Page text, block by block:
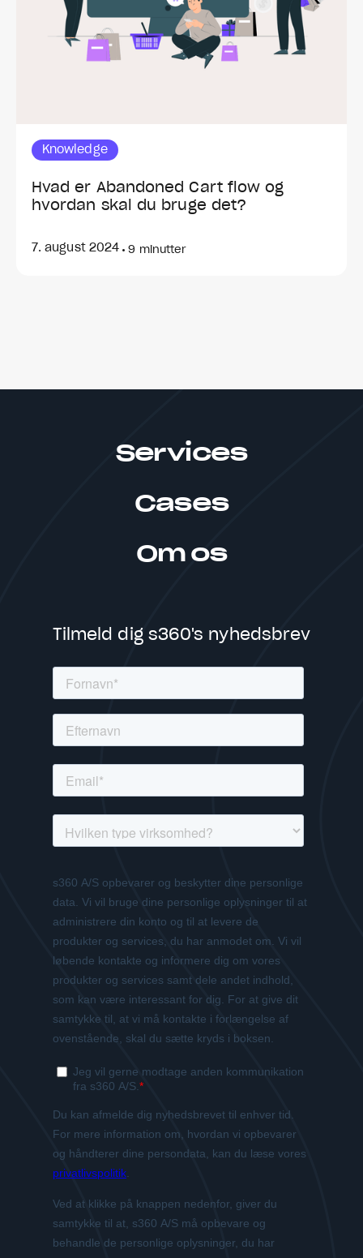
Knowledge
Hvad er Abandoned Cart flow og
hvordan skal du bruge det?
7. august 2024 •9 minutter
Services
Cases
Om os
Tilmeld dig s360's nyhedsbrev